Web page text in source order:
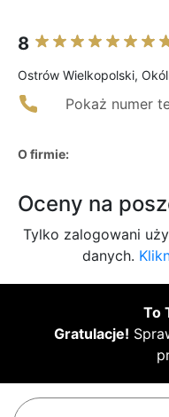
8
Ostrów Wielkopolski,
Pokaż numer
O firmie:
Oceny na
Tylko zalogowani
danych.
To
Gratulacje!